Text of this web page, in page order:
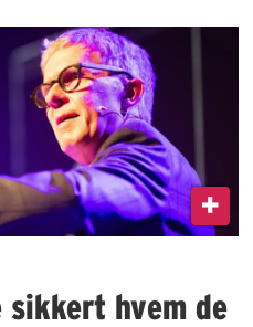
sikkert hvem de